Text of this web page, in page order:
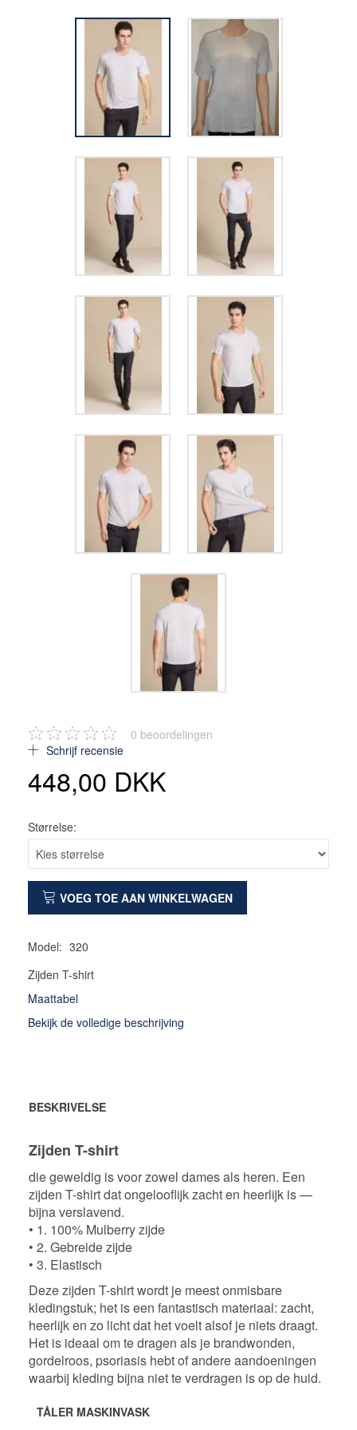
0 beoordelingen
Schrijf recensie
448,00 DKK
Størrelse:
VOEG TOE AAN WINKELWAGEN
Model: 320
Zijden T-shirt
Maattabel
Bekijk de volledige beschrijving
BESKRIVELSE
Zijden T-shirt
die geweldig is voor zowel dames als heren. Een
zijden T-shirt dat ongelooflijk zacht en heerlijk is —
bijna verslavend.
• 1. 100% Mulberry zijde
• 2. Gebreide zijde
• 3. Elastisch
Deze zijden T-shirt wordt je meest onmisbare
kledingstuk; het is een fantastisch materiaal: zacht,
heerlijk en zo licht dat het voelt alsof je niets draagt.
Het is ideaal om te dragen als je brandwonden,
gordelroos, psoriasis hebt of andere aandoeningen
waarbij kleding bijna niet te verdragen is op de huid.
TÅLER MASKINVASK